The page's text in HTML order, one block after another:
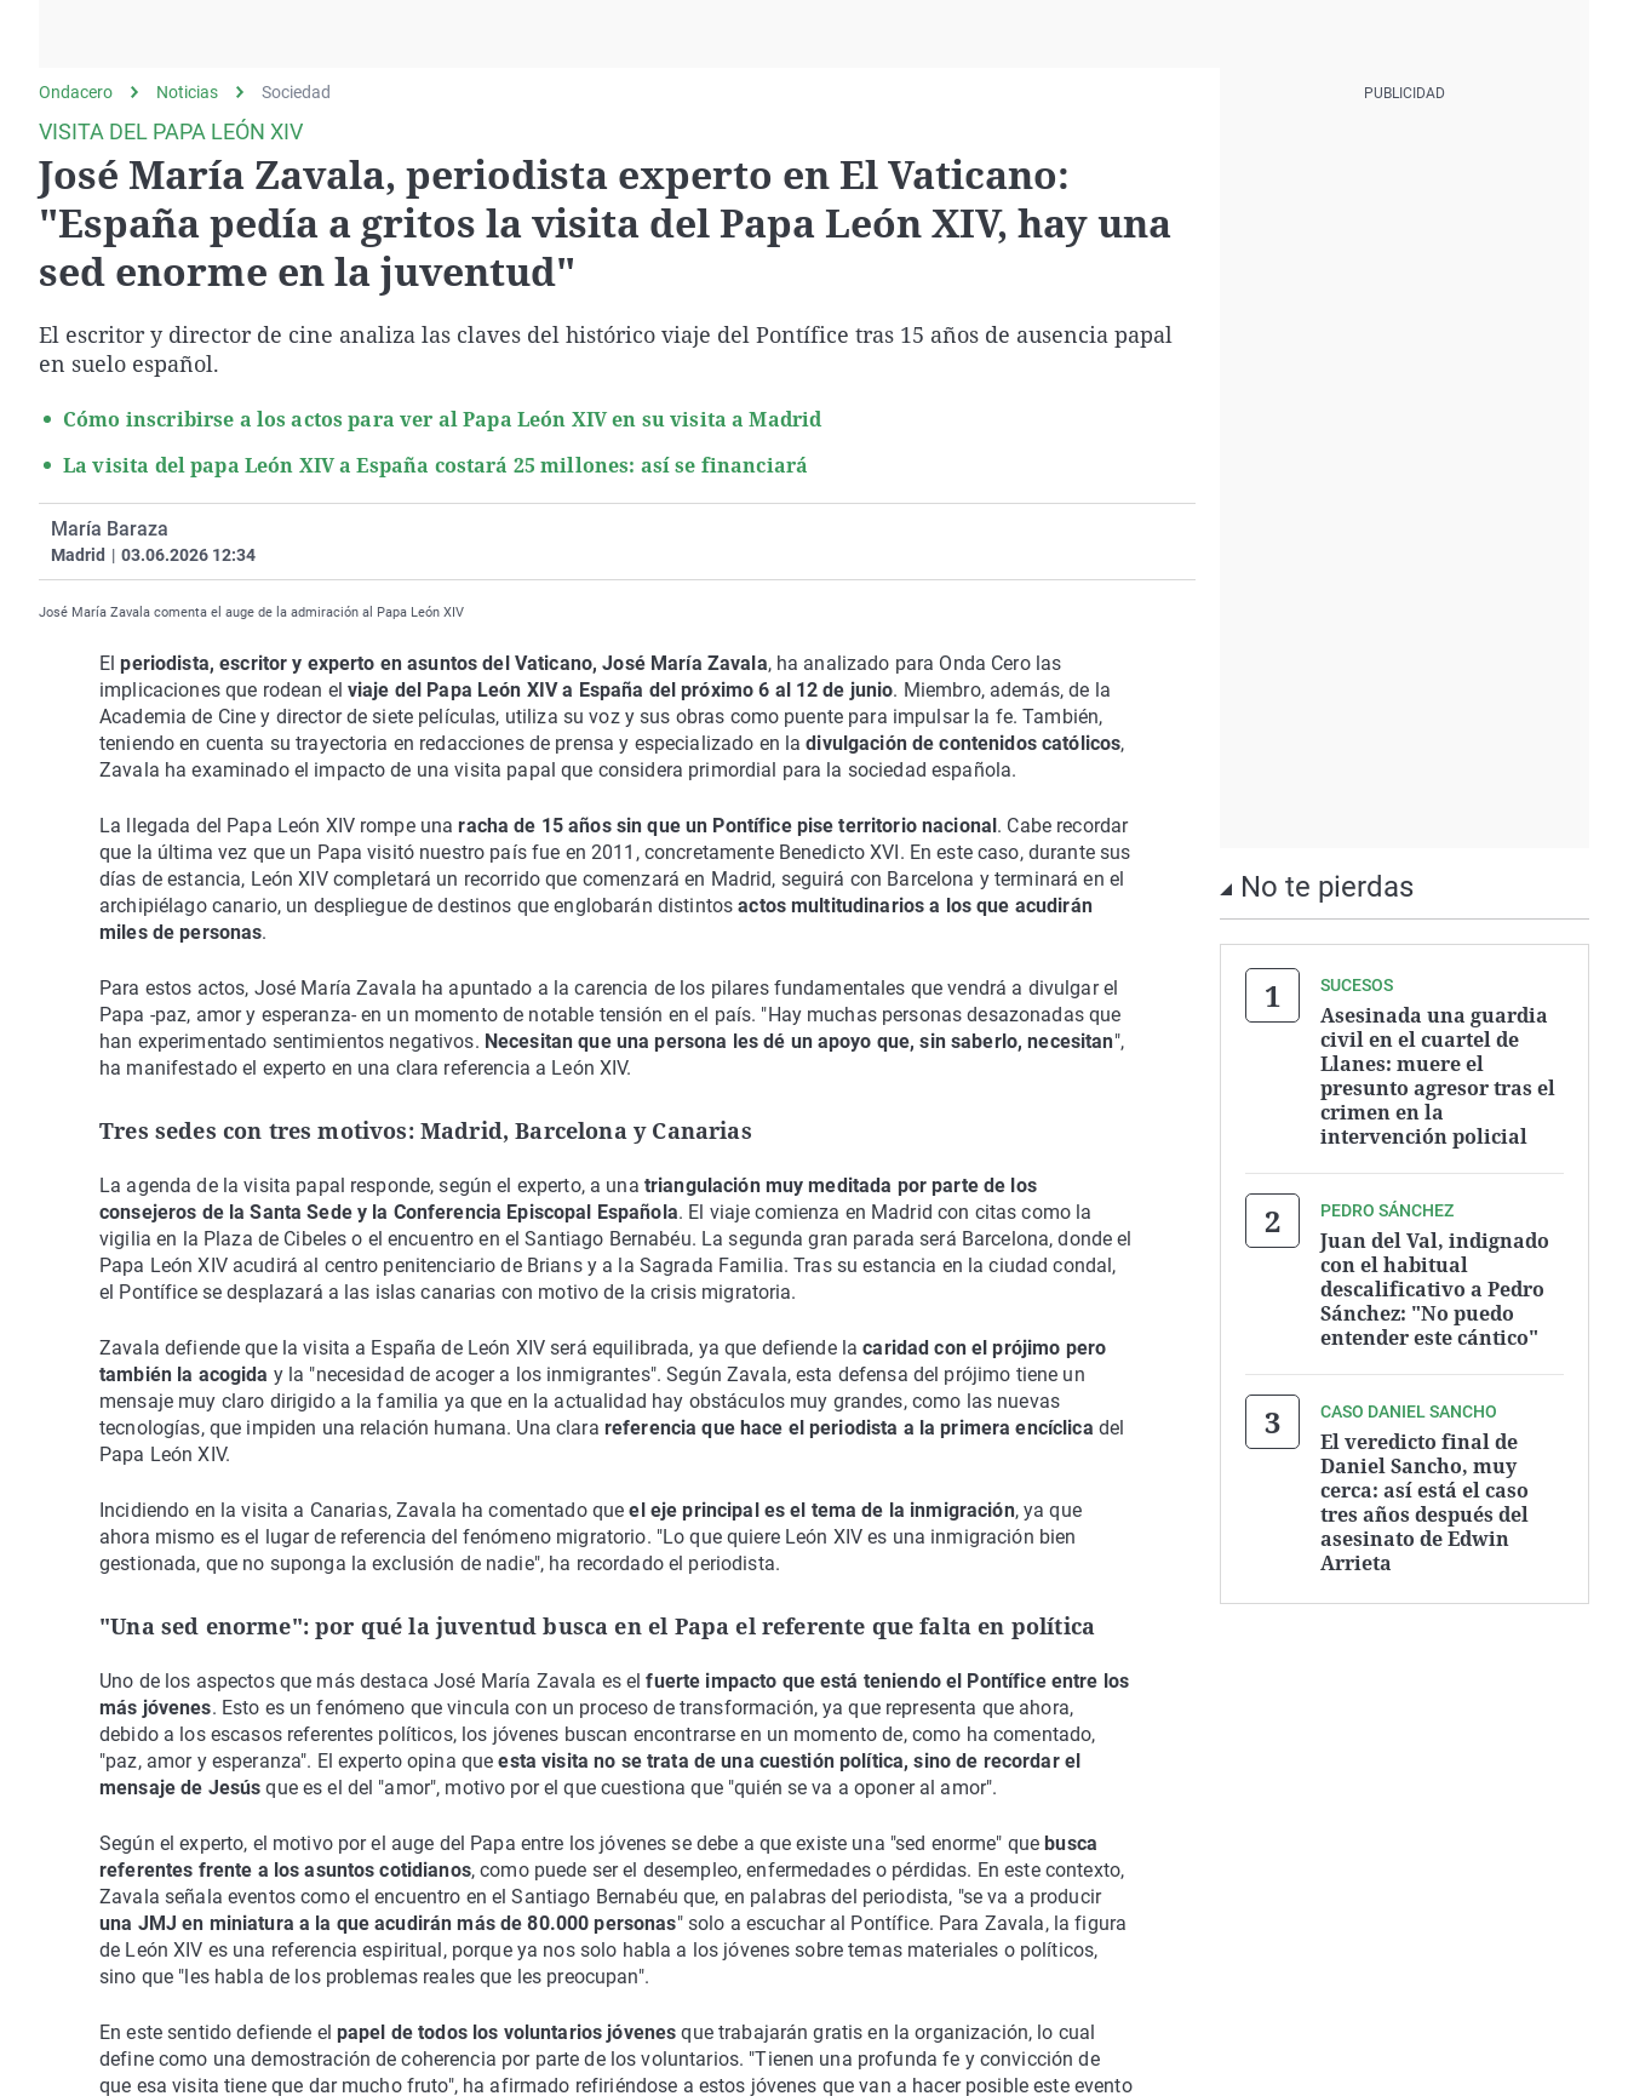
Como el perro y elEquipo de investigación
Negra
País Vasco
Ondacero Noticias Sociedad
VISITA DEL PAPA LEÓN XIV
José María Zavala, periodista experto en El Vaticano:
"España pedía a gritos la visita del Papa León XIV, hay una
sed enorme en la juventud"
El escritor y director de cine analiza las claves del histórico viaje del Pontífice tras 15 años de ausencia papal
en suelo español.
Cómo inscribirse a los actos para ver al Papa León XIV en su visita a Madrid
La visita del papa León XIV a España costará 25 millones: así se financiará
María Baraza
Madrid | 03.06.2026 12:34
José María Zavala comenta el auge de la admiración al Papa León XIV
Elperiodista, escritor y experto en asuntos del Vaticano, José María Zavala, ha analizado para Onda Cero las
implicaciones que rodean el viaje del Papa León XIV a España del próximo 6 al 12 de junio. Miembro, además, de la
Academia de Cine y director de siete películas, utiliza su voz y sus obras como puente para impulsar la fe. También,
teniendo en cuenta su trayectoria en redacciones de prensa y especializado en ladivulgación de contenidos católicos,
Zavala ha examinado el impacto de una visita papal que considera primordial para la sociedad española.
La llegada del Papa León XIV rompe unaracha de 15 años sin que un Pontífice pise territorio nacional. Cabe recordar
que la última vez que un Papa visitó nuestro país fue en 2011, concretamente Benedicto XVI. En este caso, durante sus
días de estancia, León XIV completará un recorrido que comenzará en Madrid, seguirá con Barcelona y terminará en el
archipiélago canario, un despliegue de destinos que englobarán distintosactos multitudinarios a los que acudirán
miles de personas.
Para estos actos, José María Zavala ha apuntado a la carencia de los pilares fundamentales que vendrá a divulgar el
Papa -paz, amor y esperanza- en un momento de notable tensión en el país. "Hay muchas personas desazonadas que
han experimentado sentimientos negativos. Necesitan que una persona les dé un apoyo que, sin saberlo, necesitan",
ha manifestado el experto en una clara referencia a León XIV.
Tres sedes con tres motivos: Madrid, Barcelona y Canarias
La agenda de la visita papal responde, según el experto, a una triangulación muy meditada por parte de los
consejeros de la Santa Sede y la Conferencia Episcopal Española. El viaje comienza en Madrid con citas como la
vigilia en la Plaza de Cibeles o el encuentro en el Santiago Bernabéu. La segunda gran parada será Barcelona, donde el
Papa León XIV acudirá al centro penitenciario de Brians y a la Sagrada Familia. Tras su estancia en la ciudad condal,
el Pontífice se desplazará a las islas canarias con motivo de la crisis migratoria.
Zavala defiende que la visita a España de León XIV será equilibrada, ya que defiende lacaridad con el prójimo pero
también la acogida y la "necesidad de acoger a los inmigrantes". Según Zavala, esta defensa del prójimo tiene un
mensaje muy claro dirigido a la familia ya que en la actualidad hay obstáculos muy grandes, como las nuevas
tecnologías, que impiden una relación humana. Una clara referencia que hace el periodista a la primera encíclica del
Papa León XIV.
Incidiendo en la visita a Canarias, Zavala ha comentado queel eje principal es el tema de la inmigración, ya que
ahora mismo es el lugar de referencia del fenómeno migratorio. "Lo que quiere León XIV es una inmigración bien
gestionada, que no suponga la exclusión de nadie", ha recordado el periodista.
"Una sed enorme": por qué la juventud busca en el Papa el referente que falta en política
Uno de los aspectos que más destaca José María Zavala es elfuerte impacto que está teniendo el Pontífice entre los
más jóvenes. Esto es un fenómeno que vincula con un proceso de transformación, ya que representa que ahora,
debido a los escasos referentes políticos, los jóvenes buscan encontrarse en un momento de, como ha comentado,
"paz, amor y esperanza". El experto opina queesta visita no se trata de una cuestión política, sino de recordar el
mensaje de Jesús que es el del "amor", motivo por el que cuestiona que "quién se va a oponer al amor".
Según el experto, el motivo por el auge del Papa entre los jóvenes se debe a que existe una "sed enorme" quebusca
referentes frente a los asuntos cotidianos, como puede ser el desempleo, enfermedades o pérdidas. En este contexto,
Zavala señala eventos como el encuentro en el Santiago Bernabéu que, en palabras del periodista, "se va a producir
una JMJ en miniatura a la que acudirán más de 80.000 personas" solo a escuchar al Pontífice. Para Zavala, la figura
de León XIV es una referencia espiritual, porque ya nos solo habla a los jóvenes sobre temas materiales o políticos,
sino que "les habla de los problemas reales que les preocupan".
En este sentido defiende el papel de todos los voluntarios jóvenesque trabajarán gratis en la organización, lo cual
define como una demostración de coherencia por parte de los voluntarios. "Tienen una profunda fe y convicción de
que esa visita tiene que dar mucho fruto", ha afirmado refiriéndose a estos jóvenes que van a hacer posible este evento
No te pierdas
SUCESOS
Asesinada una guardia
civil en el cuartel de
Llanes: muere el
presunto agresor tras el
crimen en la
intervención policial
PEDRO SÁNCHEZ
Juan del Val, indignado
con el habitual
descalificativo a Pedro
Sánchez: "No puedo
entender este cántico"
CASO DANIEL SANCHO
El veredicto final de
Daniel Sancho, muy
cerca: así está el caso
tres años después del
asesinato de Edwin
Arrieta